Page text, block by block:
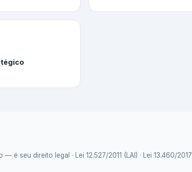
seu direito legal · Lei 12.527/2011 (LAI) · Lei 13.460/2017